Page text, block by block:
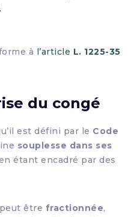
à l’article L. 1225-35
du congé
est défini par le Code
souplesse dans ses
étant encadré par des
être fractionnée,